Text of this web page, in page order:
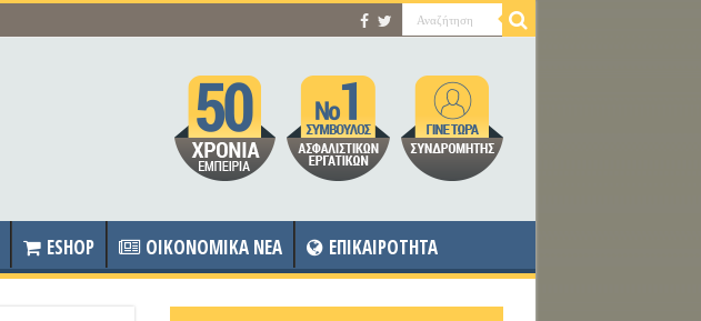
ESHOP OIKONOMIKA NEA ΕΠΙΚΑΙΡΟΤΗΤΑ